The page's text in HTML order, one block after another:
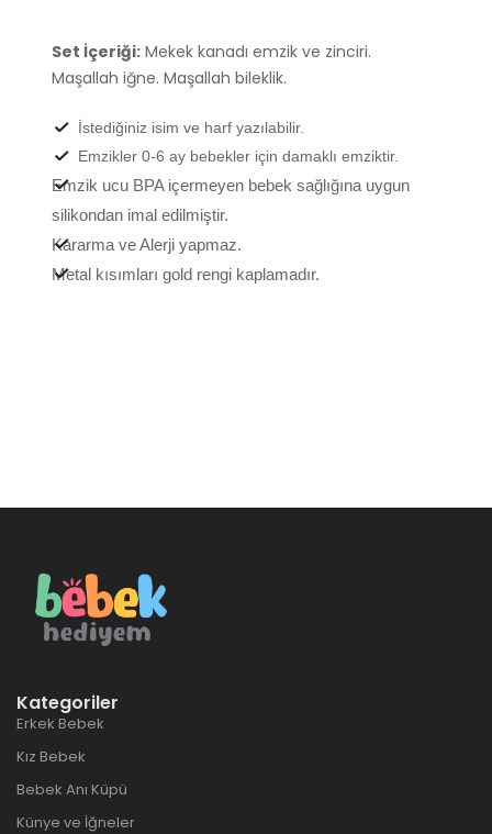
Set İçeriği: Mekek kanadı emzik ve zinciri.
Maşallah iğne. Maşallah bileklik.
İstediğiniz isim ve harf yazılabilir.
Emzikler 0-6 ay bebekler için damaklı emziktir.
Emzik ucu BPA içermeyen bebek sağlığına uygun
silikondan imal edilmiştir.
Kararma ve Alerji yapmaz.
Metal kısımları gold rengi kaplamadır.
Kategoriler
Erkek Bebek
Kız Bebek
Bebek Anı Küpü
Künye ve İğneler